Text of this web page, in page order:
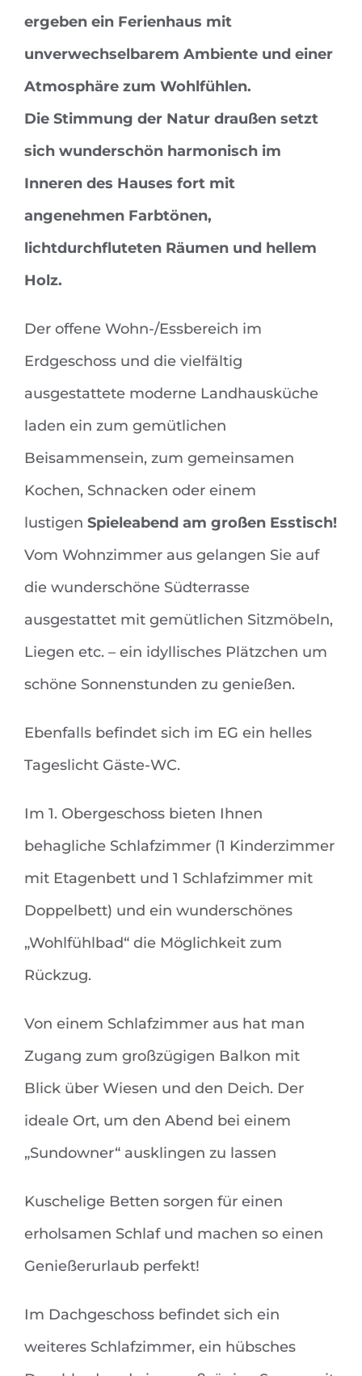
ergeben ein Ferienhaus mit
unverwechselbarem Ambiente und einer
Atmosphäre zum Wohlfühlen.
Die Stimmung der Natur draußen setzt
sich wunderschön harmonisch im
Inneren des Hauses fort mit
angenehmen Farbtönen,
lichtdurchfluteten Räumen und hellem
Holz.
Der offene Wohn-/Essbereich im
Erdgeschoss und die vielfältig
ausgestattete moderne Landhausküche
laden ein zum gemütlichen
Beisammensein, zum gemeinsamen
Kochen, Schnacken oder einem
lustigen Spieleabend am großen Esstisch!
Vom Wohnzimmer aus gelangen Sie auf
die wunderschöne Südterrasse
ausgestattet mit gemütlichen Sitzmöbeln,
Liegen etc. – ein idyllisches Plätzchen um
schöne Sonnenstunden zu genießen.
Ebenfalls befindet sich im EG ein helles
Tageslicht Gäste-WC.
Im 1. Obergeschoss bieten Ihnen
behagliche Schlafzimmer (1 Kinderzimmer
mit Etagenbett und 1 Schlafzimmer mit
Doppelbett) und ein wunderschönes
„Wohlfühlbad“ die Möglichkeit zum
Rückzug.
Von einem Schlafzimmer aus hat man
Zugang zum großzügigen Balkon mit
Blick über Wiesen und den Deich. Der
ideale Ort, um den Abend bei einem
„Sundowner“ ausklingen zu lassen
Kuschelige Betten sorgen für einen
erholsamen Schlaf und machen so einen
Genießerurlaub perfekt!
Im Dachgeschoss befindet sich ein
weiteres Schlafzimmer, ein hübsches